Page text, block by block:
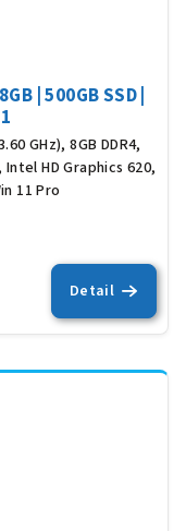
| 500GB SSD |
GHz), 8GB DDR4,
HD Graphics 620,
11 Pro
je
5,0
5
Detail